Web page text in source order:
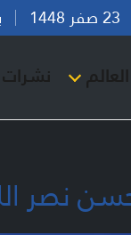
العالم نشرات
الله -